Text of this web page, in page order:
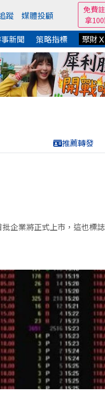
蹤 媒體投顧
免費
拿
新聞 策略指標 聚財Ｘ
推薦轉發
企業將正式上市，這也標